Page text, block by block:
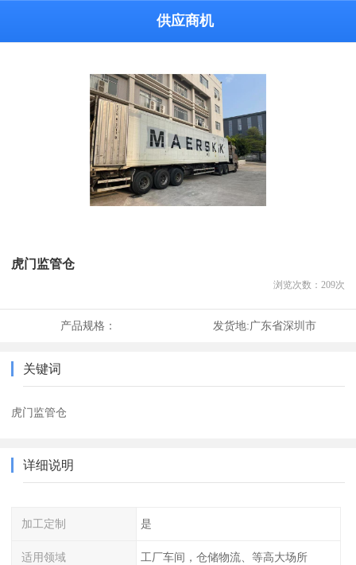
供应商机
虎门监管仓
浏览次数： 209次
产品规格： 发货地:广东省深圳市
关键词
虎门监管仓
详细说明
加工定制 是
适用领域 工厂车间，仓储物流、等高大场所